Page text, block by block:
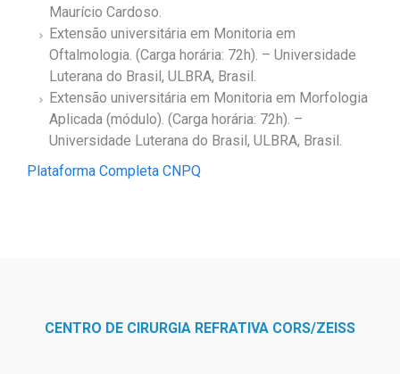
Maurício Cardoso.
Extensão universitária em Monitoria em
Oftalmologia. (Carga horária: 72h). – Universidade
Luterana do Brasil, ULBRA, Brasil.
Extensão universitária em Monitoria em Morfologia
Aplicada (módulo). (Carga horária: 72h). –
Universidade Luterana do Brasil, ULBRA, Brasil.
Plataforma Completa CNPQ
CENTRO DE CIRURGIA REFRATIVA CORS/ZEISS